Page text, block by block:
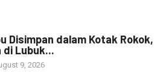
Disimpan dalam Kotak Rokok,
di Lubuk...
9, 2026